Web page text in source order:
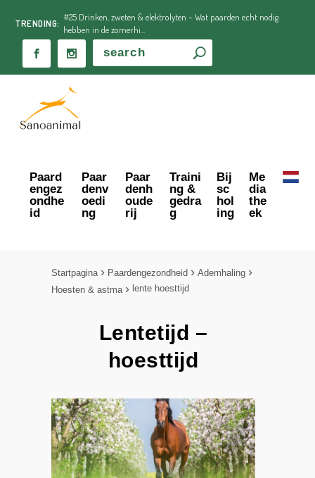
TRENDING:
#25 Drinken, zweten & elektrolyten – Wat paarden echt nodig
hebben in de zomerhi...
Paard
engez
ondhe
id
Paar
denv
oedi
ng
Paar
denh
oude
rij
Traini
ng &
gedra
g
Bij
sc
hol
ing
Me
dia
the
ek
Startpagina Paardengezondheid
Ademhaling
Hoesten & astma
lente hoesttijd
Lentetijd –
hoesttijd